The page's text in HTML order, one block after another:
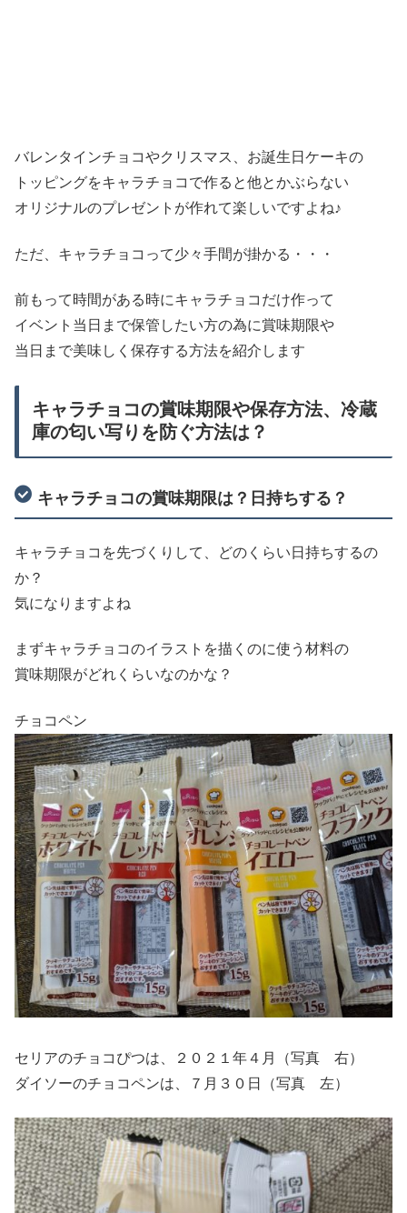
バレンタインチョコやクリスマス、お誕生日ケーキの
トッピングをキャラチョコで作ると他とかぶらない
オリジナルのプレゼントが作れて楽しいですよね♪
ただ、キャラチョコって少々手間が掛かる・・・
前もって時間がある時にキャラチョコだけ作って
イベント当日まで保管したい方の為に賞味期限や
当日まで美味しく保存する方法を紹介します
キャラチョコの賞味期限や保存方法、冷蔵
庫の匂い写りを防ぐ方法は？
キャラチョコの賞味期限は？日持ちする？
キャラチョコを先づくりして、どのくらい日持ちするの
か？
気になりますよね
まずキャラチョコのイラストを描くのに使う材料の
賞味期限がどれくらいなのかな？
チョコペン
セリアのチョコぴつは、２０２１年４月（写真 右）
ダイソーのチョコペンは、７月３０日（写真 左）